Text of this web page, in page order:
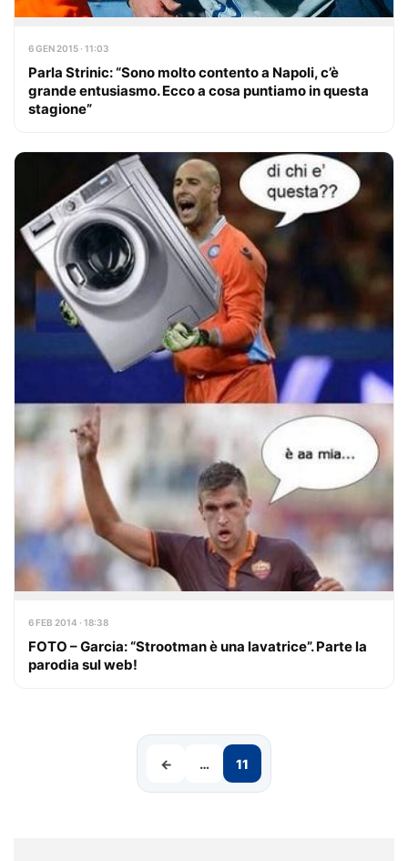
6 GEN 2015 · 11:03
Parla Strinic: “Sono molto contento a Napoli, c’è
grande entusiasmo. Ecco a cosa puntiamo in questa
stagione”
6 FEB 2014 · 18:38
FOTO – Garcia: “Strootman è una lavatrice”. Parte la
parodia sul web!
← … 11